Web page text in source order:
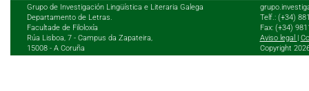
Grupo de Investigación Lingüística e Literaria Galega
Departamento de Letras.
Facultade de Filoloxía
Rúa Lisboa, 7 - Campus da Zapateira,
15008 - A Coruña
Telf.: (+34)
Fax: (+34)
Aviso legal
Copyright